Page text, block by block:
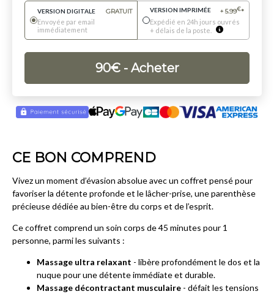
VERSION DIGITALE
GRATUIT
Envoyée par email
immédiatement
VERSION IMPRIMÉE + 5.99€*
Expédié en 24h jours ouvrés
+ délais de la poste.
90€- Acheter
CE BON COMPREND
Vivez un moment d’évasion absolue avec un coffret pensé pour
favoriser la détente profonde et le lâcher-prise, une parenthèse
précieuse dédiée au bien-être du corps et de l’esprit.
Ce coffret comprend un soin corps de 45 minutes pour 1
personne, parmi les suivants :
Massage ultra relaxant - libère profondément le dos et la
nuque pour une détente immédiate et durable.
Massage décontractant musculaire - défait les tensions